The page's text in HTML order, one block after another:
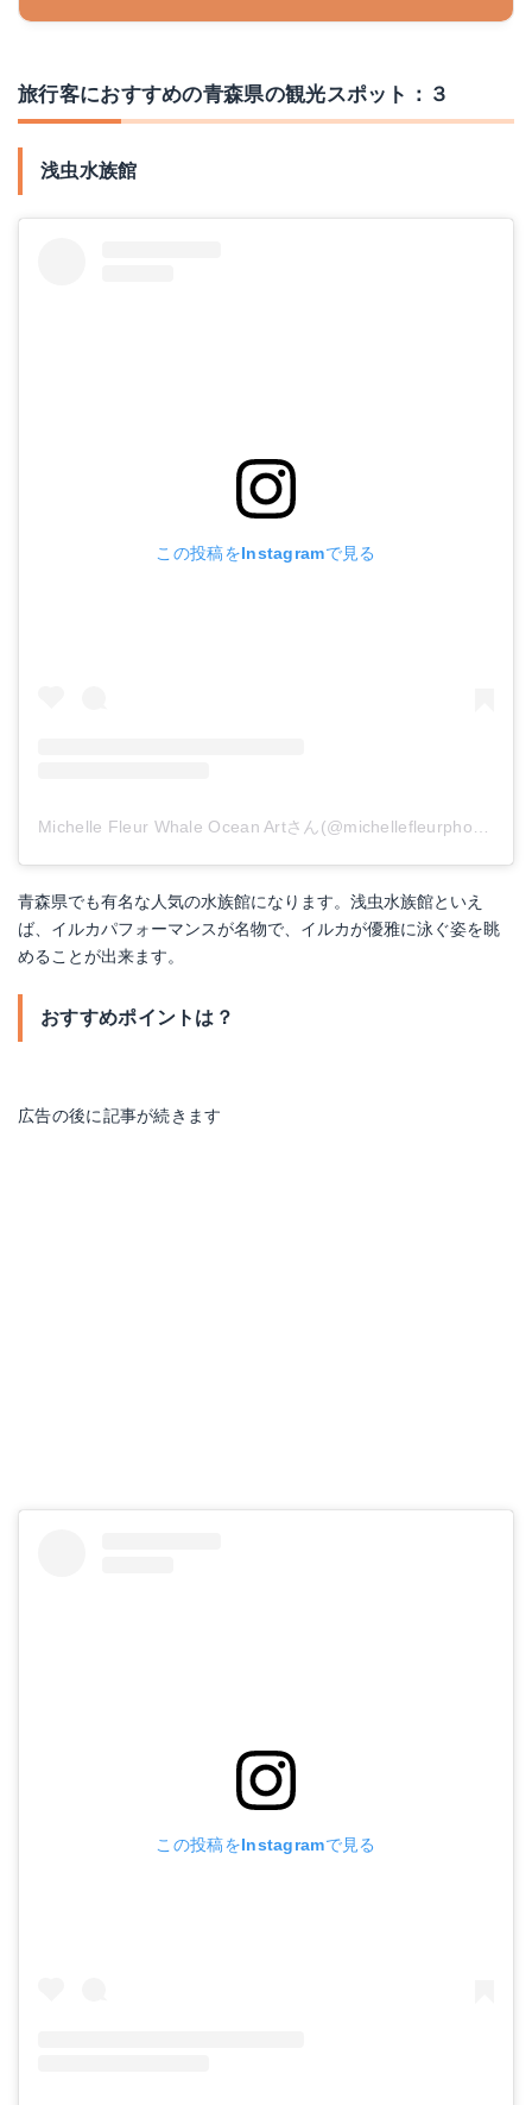
旅行客におすすめの青森県の観光スポット：３
浅虫水族館
この投稿をInstagramで見る
Michelle Fleur Whale Ocean Artさん(@michellefleurphoto)がシェアした投稿
青森県でも有名な人気の水族館になります。浅虫水族館といえ
ば、イルカパフォーマンスが名物で、イルカが優雅に泳ぐ姿を眺
めることが出来ます。
おすすめポイントは？
広告の後に記事が続きます
この投稿をInstagramで見る